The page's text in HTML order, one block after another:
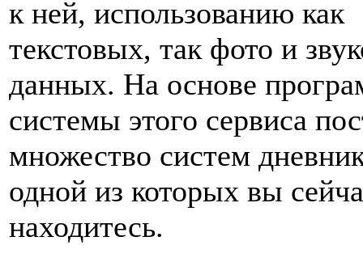
к ней, использованию как
текстовых, так фото и
данных. На основе
системы этого сервиса
множество систем
одной из которых вы
находитесь.